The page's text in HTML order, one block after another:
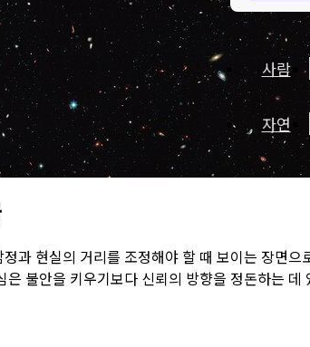
사람
자연
과 현실의 거리를 조정해야 할 때 보이는 장면
불안을 키우기보다 신뢰의 방향을 정돈하는 데